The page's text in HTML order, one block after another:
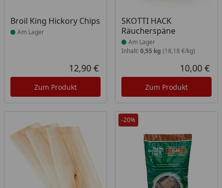
Broil King Hickory Chips
Produkt am Lager
Am Lager
Aktueller Preis
12,90 €
Zum Produkt
SKOTTI HACK
Räucherspäne
Produkt am Lager
Am Lager
Inhalt: 0,55 kg (18,18 €/kg)
10,00 €
Zum Produkt
-20%